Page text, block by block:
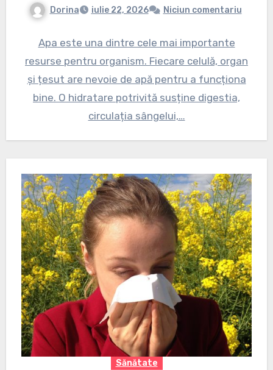
Dorina iulie 22, 2026 Niciun comentariu
Apa este una dintre cele mai importante
resurse pentru organism. Fiecare celulă, organ
și țesut are nevoie de apă pentru a funcționa
bine. O hidratare potrivită susține digestia,
circulația sângelui,…
Sănătate